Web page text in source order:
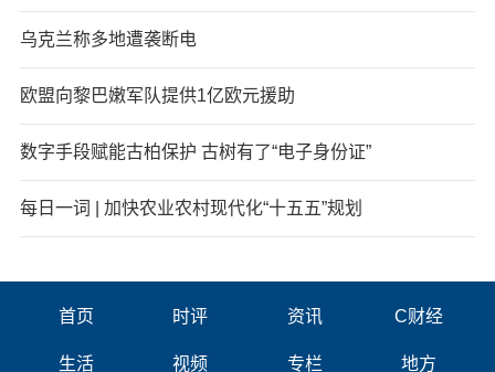
乌克兰称多地遭袭断电
欧盟向黎巴嫩军队提供1亿欧元援助
数字手段赋能古柏保护 古树有了“电子身份证”
每日一词 | 加快农业农村现代化“十五五”规划
首页 时评 资讯 C财经
生活 视频 专栏 地方